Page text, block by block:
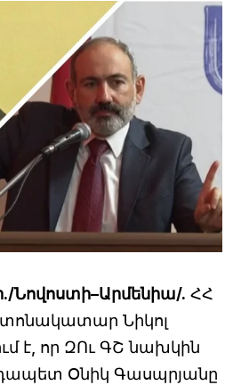
Նովոստի–Արմենիա/. ՀՀ
Նիկոլ
է, որ ԶՈւ ԳՇ նախկին
Օնիկ Գասպրյանը